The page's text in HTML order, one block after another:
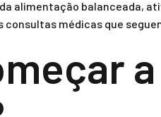
alimentação balanceada,
médicas que